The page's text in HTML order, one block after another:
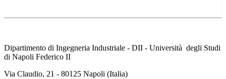
Dipartimento di Ingegneria Industriale - DII - Università degli Studi
di Napoli Federico II
Via Claudio, 21 - 80125 Napoli (Italia)